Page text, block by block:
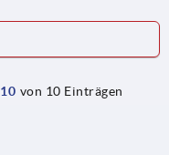
10 von 10 Einträgen